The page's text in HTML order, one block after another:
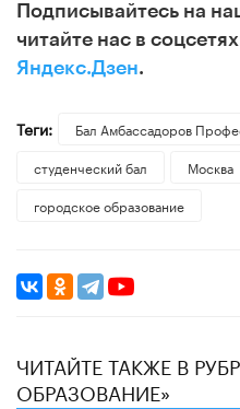
Подписывайтесь на
читайте нас в
Яндекс.Дзен.
Теги:
Бал Амбассадоров
студенческий бал
Москва
городское образование
ЧИТАЙТЕ ТАКЖЕ В
ОБРАЗОВАНИЕ»